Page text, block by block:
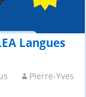
Langues
Pierre-Yves